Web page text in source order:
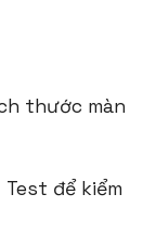
thước màn
để kiểm